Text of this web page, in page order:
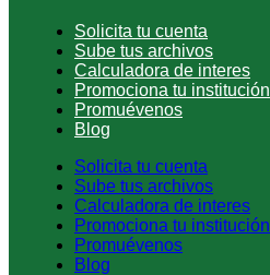
Solicita tu cuenta
Sube tus archivos
Calculadora de interes
Promociona tu institución
Promuévenos
Blog
Solicita tu cuenta
Sube tus archivos
Calculadora de interes
Promociona tu institución
Promuévenos
Blog